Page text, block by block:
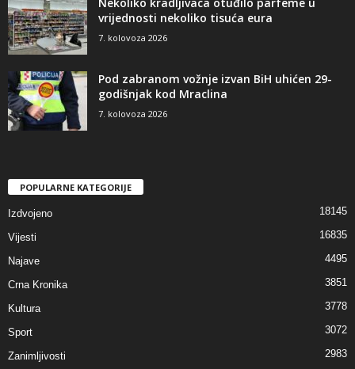
Nekoliko kradljivaca otuđilo parfeme u
vrijednosti nekoliko tisuća eura
7. kolovoza 2026
Pod zabranom vožnje izvan BiH uhićen 29-
godišnjak kod Mraclina
7. kolovoza 2026
POPULARNE KATEGORIJE
Izdvojeno 18145
Vijesti 16835
Najave 4495
Crna Kronika 3851
Kultura 3778
Sport 3072
Zanimljivosti 2983